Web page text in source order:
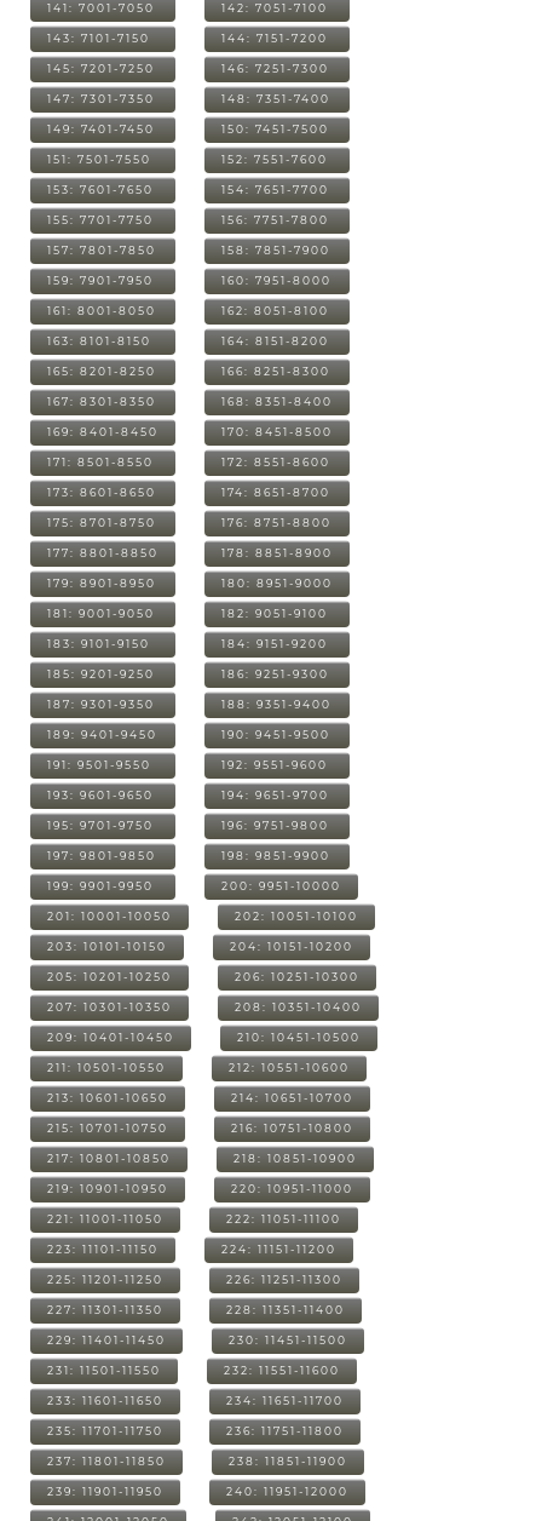
141: 7001-7050 142: 7051-7100
143: 7101-7150 144: 7151-7200
145: 7201-7250 146: 7251-7300
147: 7301-7350 148: 7351-7400
149: 7401-7450 150: 7451-7500
151: 7501-7550 152: 7551-7600
153: 7601-7650 154: 7651-7700
155: 7701-7750 156: 7751-7800
157: 7801-7850 158: 7851-7900
159: 7901-7950 160: 7951-8000
161: 8001-8050 162: 8051-8100
163: 8101-8150 164: 8151-8200
165: 8201-8250 166: 8251-8300
167: 8301-8350 168: 8351-8400
169: 8401-8450 170: 8451-8500
171: 8501-8550 172: 8551-8600
173: 8601-8650 174: 8651-8700
175: 8701-8750 176: 8751-8800
177: 8801-8850 178: 8851-8900
179: 8901-8950 180: 8951-9000
181: 9001-9050 182: 9051-9100
183: 9101-9150 184: 9151-9200
185: 9201-9250 186: 9251-9300
187: 9301-9350 188: 9351-9400
189: 9401-9450 190: 9451-9500
191: 9501-9550 192: 9551-9600
193: 9601-9650 194: 9651-9700
195: 9701-9750 196: 9751-9800
197: 9801-9850 198: 9851-9900
199: 9901-9950 200: 9951-10000
201: 10001-10050 202: 10051-10100
203: 10101-10150 204: 10151-10200
205: 10201-10250 206: 10251-10300
207: 10301-10350 208: 10351-10400
209: 10401-10450 210: 10451-10500
211: 10501-10550 212: 10551-10600
213: 10601-10650 214: 10651-10700
215: 10701-10750 216: 10751-10800
217: 10801-10850 218: 10851-10900
219: 10901-10950 220: 10951-11000
221: 11001-11050 222: 11051-11100
223: 11101-11150 224: 11151-11200
225: 11201-11250 226: 11251-11300
227: 11301-11350 228: 11351-11400
229: 11401-11450 230: 11451-11500
231: 11501-11550 232: 11551-11600
233: 11601-11650 234: 11651-11700
235: 11701-11750 236: 11751-11800
237: 11801-11850 238: 11851-11900
239: 11901-11950 240: 11951-12000